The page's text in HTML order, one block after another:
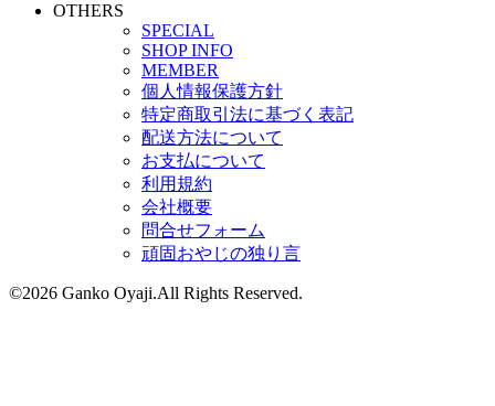
OTHERS
SPECIAL
SHOP INFO
MEMBER
個人情報保護方針
特定商取引法に基づく表記
配送方法について
お支払について
利用規約
会社概要
問合せフォーム
頑固おやじの独り言
©2026 Ganko Oyaji.All Rights Reserved.